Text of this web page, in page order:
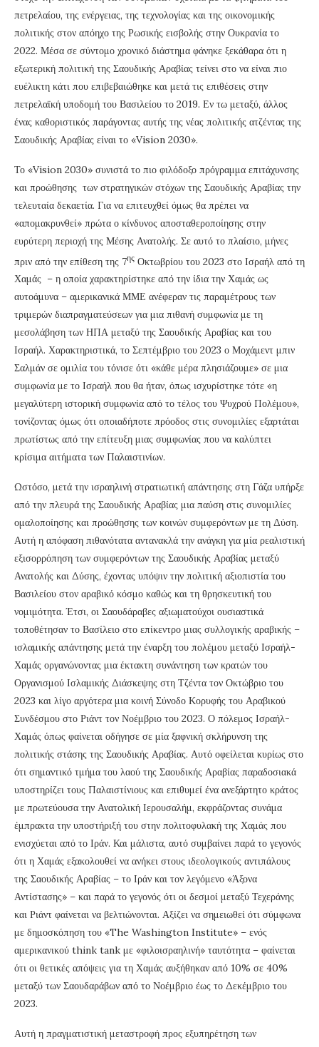
πετρελαίου, της ενέργειας, της τεχνολογίας και της οικονομικής
πολιτικής στον απόηχο της Ρωσικής εισβολής στην Ουκρανία το
2022. Μέσα σε σύντομο χρονικό διάστημα φάνηκε ξεκάθαρα ότι η
εξωτερική πολιτική της Σαουδικής Αραβίας τείνει στο να είναι πιο
ευέλικτη κάτι που επιβεβαιώθηκε και μετά τις επιθέσεις στην
πετρελαϊκή υποδομή του Βασιλείου το 2019. Εν τω μεταξύ, άλλος
ένας καθοριστικός παράγοντας αυτής της νέας πολιτικής ατζέντας της
Σαουδικής Αραβίας είναι το «Vision 2030».
Το «Vision 2030» συνιστά το πιο φιλόδοξο πρόγραμμα επιτάχυνσης
και προώθησης των στρατηγικών στόχων της Σαουδικής Αραβίας την
τελευταία δεκαετία. Για να επιτευχθεί όμως θα πρέπει να
«απομακρυνθεί» πρώτα ο κίνδυνος αποσταθεροποίησης στην
ευρύτερη περιοχή της Μέσης Ανατολής. Σε αυτό το πλαίσιο, μήνες
πριν από την επίθεση της 7ης Οκτωβρίου του 2023 στο Ισραήλ από τη
Χαμάς – η οποία χαρακτηρίστηκε από την ίδια την Χαμάς ως
αυτοάμυνα – αμερικανικά ΜΜΕ ανέφεραν τις παραμέτρους των
τριμερών διαπραγματεύσεων για μια πιθανή συμφωνία με τη
μεσολάβηση των ΗΠΑ μεταξύ της Σαουδικής Αραβίας και του
Ισραήλ. Χαρακτηριστικά, το Σεπτέμβριο του 2023 ο Μοχάμεντ μπιν
Σαλμάν σε ομιλία του τόνισε ότι «κάθε μέρα πλησιάζουμε» σε μια
συμφωνία με το Ισραήλ που θα ήταν, όπως ισχυρίστηκε τότε «η
μεγαλύτερη ιστορική συμφωνία από το τέλος του Ψυχρού Πολέμου»,
τονίζοντας όμως ότι οποιαδήποτε πρόοδος στις συνομιλίες εξαρτάται
πρωτίστως από την επίτευξη μιας συμφωνίας που να καλύπτει
κρίσιμα αιτήματα των Παλαιστινίων.
Ωστόσο, μετά την ισραηλινή στρατιωτική απάντησης στη Γάζα υπήρξε
από την πλευρά της Σαουδικής Αραβίας μια παύση στις συνομιλίες
ομαλοποίησης και προώθησης των κοινών συμφερόντων με τη Δύση.
Αυτή η απόφαση πιθανότατα αντανακλά την ανάγκη για μία ρεαλιστική
εξισορρόπηση των συμφερόντων της Σαουδικής Αραβίας μεταξύ
Ανατολής και Δύσης, έχοντας υπόψιν την πολιτική αξιοπιστία του
Βασιλείου στον αραβικό κόσμο καθώς και τη θρησκευτική του
νομιμότητα. Έτσι, οι Σαουδάραβες αξιωματούχοι ουσιαστικά
τοποθέτησαν το Βασίλειο στο επίκεντρο μιας συλλογικής αραβικής –
ισλαμικής απάντησης μετά την έναρξη του πολέμου μεταξύ Ισραήλ-
Χαμάς οργανώνοντας μια έκτακτη συνάντηση των κρατών του
Οργανισμού Ισλαμικής Διάσκεψης στη Τζέντα τον Οκτώβριο του
2023 και λίγο αργότερα μια κοινή Σύνοδο Κορυφής του Αραβικού
Συνδέσμου στο Ριάντ τον Νοέμβριο του 2023. Ο πόλεμος Ισραήλ-
Χαμάς όπως φαίνεται οδήγησε σε μία ξαφνική σκλήρυνση της
πολιτικής στάσης της Σαουδικής Αραβίας. Αυτό οφείλεται κυρίως στο
ότι σημαντικό τμήμα του λαού της Σαουδικής Αραβίας παραδοσιακά
υποστηρίζει τους Παλαιστίνιους και επιθυμεί ένα ανεξάρτητο κράτος
με πρωτεύουσα την Ανατολική Ιερουσαλήμ, εκφράζοντας συνάμα
έμπρακτα την υποστήριξή του στην πολιτοφυλακή της Χαμάς που
ενισχύεται από το Ιράν. Και μάλιστα, αυτό συμβαίνει παρά το γεγονός
ότι η Χαμάς εξακολουθεί να ανήκει στους ιδεολογικούς αντιπάλους
της Σαουδικής Αραβίας – το Ιράν και τον λεγόμενο «Άξονα
Αντίστασης» – και παρά το γεγονός ότι οι δεσμοί μεταξύ Τεχεράνης
και Ριάντ φαίνεται να βελτιώνονται. Αξίζει να σημειωθεί ότι σύμφωνα
με δημοσκόπηση του «The Washington Institute» – ενός
αμερικανικού think tank με «φιλοισραηλινή» ταυτότητα – φαίνεται
ότι οι θετικές απόψεις για τη Χαμάς αυξήθηκαν από 10% σε 40%
μεταξύ των Σαουδαράβων από το Νοέμβριο έως το Δεκέμβριο του
2023.
Αυτή η πραγματιστική μεταστροφή προς εξυπηρέτηση των